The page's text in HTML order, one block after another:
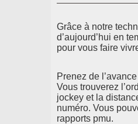
Grâce à notre
d’aujourd’hui en
pour vous faire
Prenez de
Vous trouverez
jockey et la
numéro. Vous
rapports pmu.